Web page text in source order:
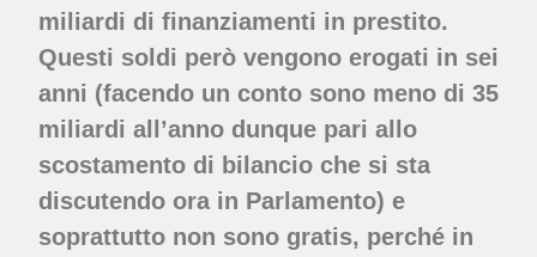
miliardi di finanziamenti in prestito.
Questi soldi però vengono erogati in sei
anni (facendo un conto sono meno di 35
miliardi all’anno dunque pari allo
scostamento di bilancio che si sta
discutendo ora in Parlamento) e
soprattutto non sono gratis, perché in